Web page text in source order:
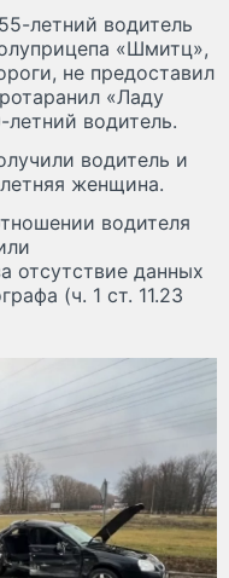
летний водитель
«Шмитц»,
не предоставил
«Ладу
водитель.
водитель и
женщина.
водителя
отсутствие данных
(ч. 1 ст. 11.23